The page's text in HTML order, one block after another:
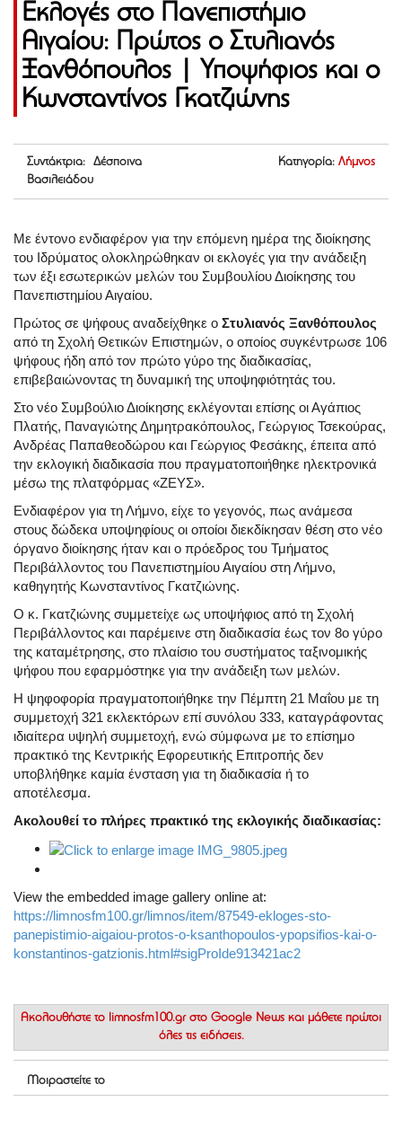
Εκλογές στο Πανεπιστήμιο
Αιγαίου: Πρώτος ο Στυλιανός
Ξανθόπουλος | Υποψήφιος και ο
Κωνσταντίνος Γκατζιώνης
Συντάκτρια: Δέσποινα
Βασιλειάδου
Κατηγορία: Λήμνος
Με έντονο ενδιαφέρον για την επόμενη ημέρα της διοίκησης
του Ιδρύματος ολοκληρώθηκαν οι εκλογές για την ανάδειξη
των έξι εσωτερικών μελών του Συμβουλίου Διοίκησης του
Πανεπιστημίου Αιγαίου.
Πρώτος σε ψήφους αναδείχθηκε ο Στυλιανός Ξανθόπουλος
από τη Σχολή Θετικών Επιστημών, ο οποίος συγκέντρωσε 106
ψήφους ήδη από τον πρώτο γύρο της διαδικασίας,
επιβεβαιώνοντας τη δυναμική της υποψηφιότητάς του.
Στο νέο Συμβούλιο Διοίκησης εκλέγονται επίσης οι Αγάπιος
Πλατής, Παναγιώτης Δημητρακόπουλος, Γεώργιος Τσεκούρας,
Ανδρέας Παπαθεοδώρου και Γεώργιος Φεσάκης, έπειτα από
την εκλογική διαδικασία που πραγματοποιήθηκε ηλεκτρονικά
μέσω της πλατφόρμας «ΖΕΥΣ».
Ενδιαφέρον για τη Λήμνο, είχε το γεγονός, πως ανάμεσα
στους δώδεκα υποψηφίους οι οποίοι διεκδίκησαν θέση στο νέο
όργανο διοίκησης ήταν και ο πρόεδρος του Τμήματος
Περιβάλλοντος του Πανεπιστημίου Αιγαίου στη Λήμνο,
καθηγητής Κωνσταντίνος Γκατζιώνης.
Ο κ. Γκατζιώνης συμμετείχε ως υποψήφιος από τη Σχολή
Περιβάλλοντος και παρέμεινε στη διαδικασία έως τον 8ο γύρο
της καταμέτρησης, στο πλαίσιο του συστήματος ταξινομικής
ψήφου που εφαρμόστηκε για την ανάδειξη των μελών.
Η ψηφοφορία πραγματοποιήθηκε την Πέμπτη 21 Μαΐου με τη
συμμετοχή 321 εκλεκτόρων επί συνόλου 333, καταγράφοντας
ιδιαίτερα υψηλή συμμετοχή, ενώ σύμφωνα με το επίσημο
πρακτικό της Κεντρικής Εφορευτικής Επιτροπής δεν
υποβλήθηκε καμία ένσταση για τη διαδικασία ή το
αποτέλεσμα.
Ακολουθεί το πλήρες πρακτικό της εκλογικής διαδικασίας:
View the embedded image gallery online at:
https://limnosfm100.gr/limnos/item/87549-ekloges-sto-
panepistimio-aigaiou-protos-o-ksanthopoulos-ypopsifios-kai-o-
konstantinos-gatzionis.html#sigProIde913421ac2
Ακολουθήστε το limnosfm100.gr στο Google News και μάθετε πρώτοι
όλες τις ειδήσεις.
Μοιραστείτε το